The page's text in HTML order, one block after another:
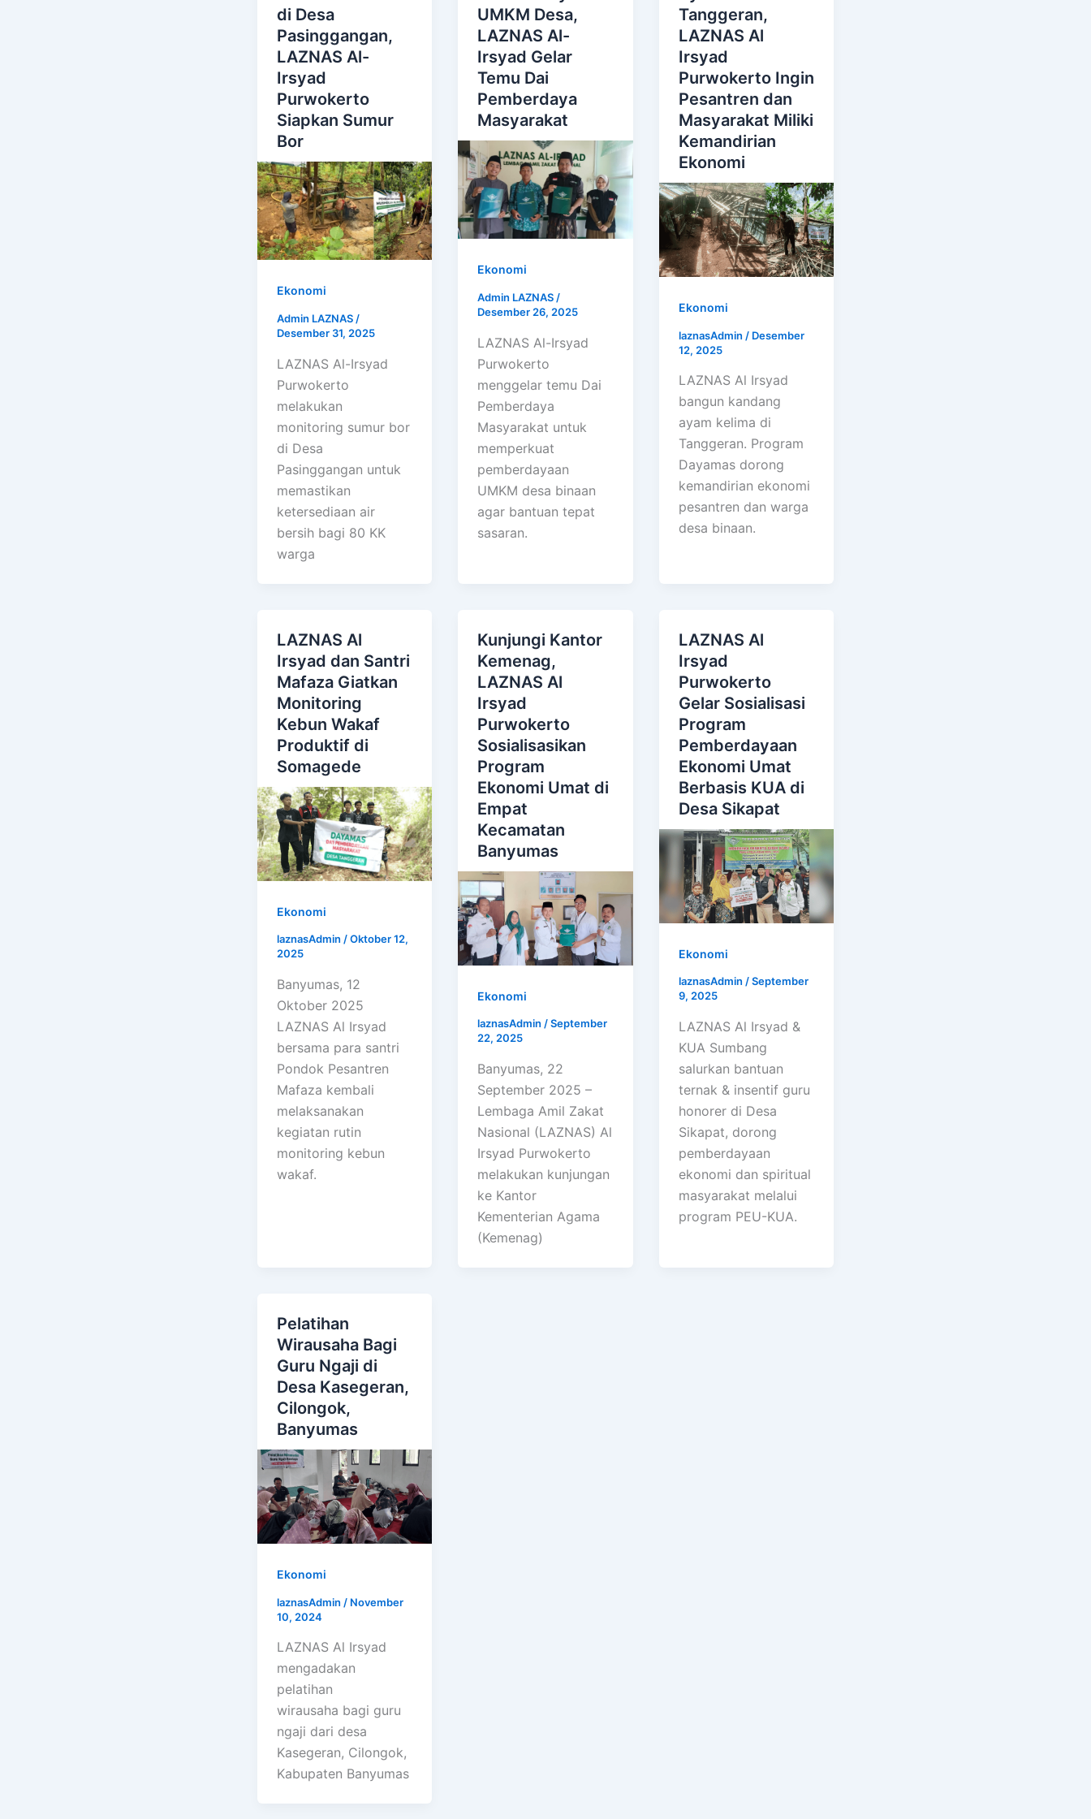
di Desa
Pasinggangan,
LAZNAS Al-
Irsyad
Purwokerto
Siapkan Sumur
Bor
Ekonomi
Admin LAZNAS /
Desember 31, 2025
LAZNAS Al-Irsyad
Purwokerto
melakukan
monitoring sumur bor
di Desa
Pasinggangan untuk
memastikan
ketersediaan air
bersih bagi 80 KK
warga
UMKM Desa,
LAZNAS Al-
Irsyad Gelar
Temu Dai
Pemberdaya
Masyarakat
Ekonomi
Admin LAZNAS/
Desember 26, 2025
LAZNAS Al-Irsyad
Purwokerto
menggelar temu Dai
Pemberdaya
Masyarakat untuk
memperkuat
pemberdayaan
UMKM desa binaan
agar bantuan tepat
sasaran.
Tanggeran,
LAZNAS Al
Irsyad
Purwokerto Ingin
Pesantren dan
Masyarakat Miliki
Kemandirian
Ekonomi
Ekonomi
laznasAdmin / Desember
12, 2025
LAZNAS Al Irsyad
bangun kandang
ayam kelima di
Tanggeran. Program
Dayamas dorong
kemandirian ekonomi
pesantren dan warga
desa binaan.
LAZNAS Al
Irsyad dan Santri
Mafaza Giatkan
Monitoring
Kebun Wakaf
Produktif di
Somagede
Ekonomi
laznasAdmin /Oktober 12,
2025
Banyumas, 12
Oktober 2025
LAZNAS Al Irsyad
bersama para santri
Pondok Pesantren
Mafaza kembali
melaksanakan
kegiatan rutin
monitoring kebun
wakaf.
Kunjungi Kantor
Kemenag,
LAZNAS Al
Irsyad
Purwokerto
Sosialisasikan
Program
Ekonomi Umat di
Empat
Kecamatan
Banyumas
Ekonomi
laznasAdmin/September
22, 2025
Banyumas, 22
September 2025 –
Lembaga Amil Zakat
Nasional (LAZNAS) Al
Irsyad Purwokerto
melakukan kunjungan
ke Kantor
Kementerian Agama
(Kemenag)
LAZNAS Al
Irsyad
Purwokerto
Gelar Sosialisasi
Program
Pemberdayaan
Ekonomi Umat
Berbasis KUA di
Desa Sikapat
Ekonomi
laznasAdmin /September
9, 2025
LAZNAS Al Irsyad &
KUA Sumbang
salurkan bantuan
ternak & insentif guru
honorer di Desa
Sikapat, dorong
pemberdayaan
ekonomi dan spiritual
masyarakat melalui
program PEU-KUA.
Pelatihan
Wirausaha Bagi
Guru Ngaji di
Desa Kasegeran,
Cilongok,
Banyumas
Ekonomi
laznasAdmin / November
10, 2024
LAZNAS Al Irsyad
mengadakan
pelatihan
wirausaha bagi guru
ngaji dari desa
Kasegeran, Cilongok,
Kabupaten Banyumas